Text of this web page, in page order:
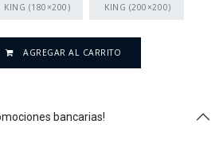
KING (180×200) KING (200×200)
AGREGAR AL CARRITO
bancarias!